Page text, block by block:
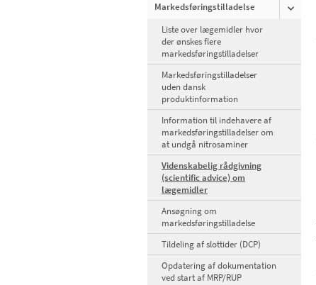
Markedsføringstilladelse
Liste over lægemidler hvor
der ønskes flere
markedsføringstilladelser
Markedsføringstilladelser
uden dansk
produktinformation
Information til indehavere af
markedsføringstilladelser om
at undgå nitrosaminer
Videnskabelig rådgivning
(scientific advice) om
lægemidler
Ansøgning om
markedsføringstilladelse
Tildeling af slottider (DCP)
Opdatering af dokumentation
ved start af MRP/RUP